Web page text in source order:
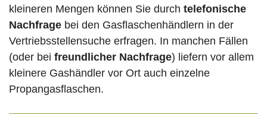
kleineren Mengen können Sie durch telefonische
Nachfrage bei den Gasflaschenhändlern in der
Vertriebsstellensuche erfragen. In manchen Fällen
(oder bei freundlicher Nachfrage) liefern vor allem
kleinere Gashändler vor Ort auch einzelne
Propangasflaschen.